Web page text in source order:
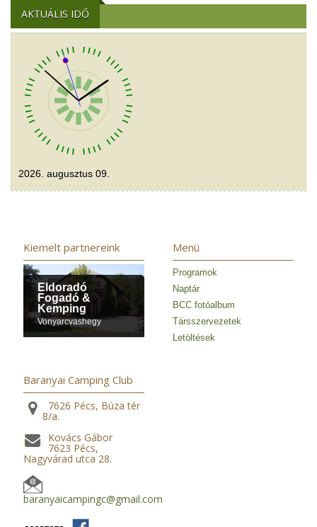
AKTUÁLIS IDŐ
2026. augusztus 09.
Kiemelt partnereink
Eldoradó
Fogadó &
Kemping
Vonyarcvashegy
Menü
Programok
Naptár
BCC fotóalbum
Társszervezetek
Letöltések
Baranyai Camping Club
7626 Pécs, Búza tér
8/a.
Kovács Gábor
7623 Pécs,
Nagyvárad utca 28.
baranyaicampingc@gmail.com